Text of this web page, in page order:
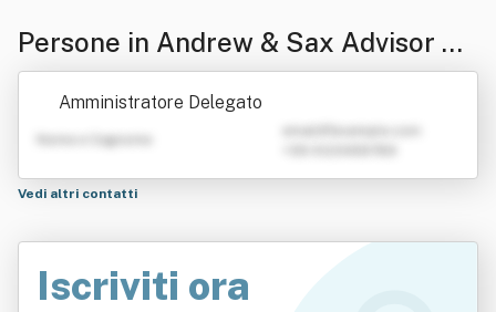
Persone in Andrew & Sax Advisor Sp
a
Amministratore Delegato
Nome e Cognome
Vedi altri contatti
Iscriviti ora